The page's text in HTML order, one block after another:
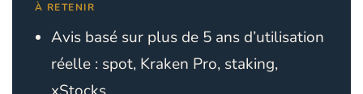
À RETENIR
Avis basé sur plus de 5 ans d’utilisation
réelle : spot, Kraken Pro, staking,